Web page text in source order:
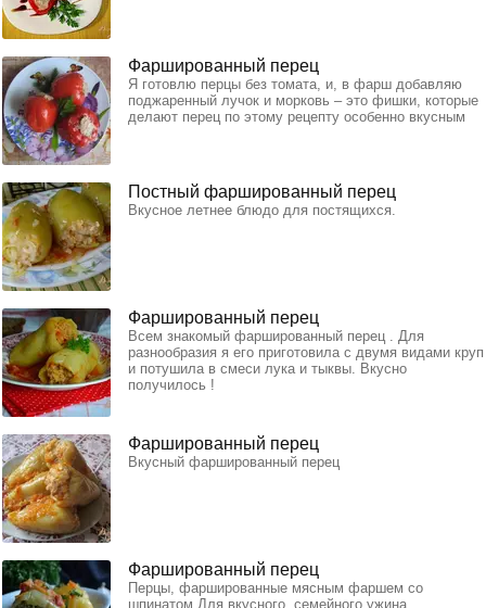
Фаршированный перец
Я готовлю перцы без томата, и, в фарш добавляю
поджаренный лучок и морковь – это фишки, которые
делают перец по этому рецепту особенно вкусным
Постный фаршированный перец
Вкусное летнее блюдо для постящихся.
Фаршированный перец
Всем знакомый фаршированный перец . Для
разнообразия я его приготовила с двумя видами круп
и потушила в смеси лука и тыквы. Вкусно
получилось !
Фаршированный перец
Вкусный фаршированный перец
Фаршированный перец
Перцы, фаршированные мясным фаршем со
шпинатом.Для вкусного, семейного ужина.